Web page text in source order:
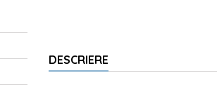
DESCRIERE